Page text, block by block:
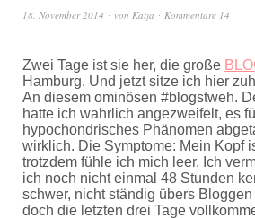
18. November 2014 von Katja Kommentare 14
Zwei Tage ist sie her, die große
Hamburg. Und jetzt sitze ich hier
An diesem ominösen #blogstweh.
hatte ich wahrlich angezweifelt, es
hypochondrisches Phänomen
wirklich. Die Symptome: Mein Kopf
trotzdem fühle ich mich leer. Ich
ich noch nicht einmal 48 Stunden
schwer, nicht ständig übers
doch die letzten drei Tage